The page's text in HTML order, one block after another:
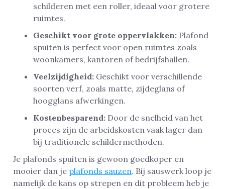
schilderen met een roller, ideaal voor grotere
ruimtes.
Geschikt voor grote oppervlakken: Plafond
spuiten is perfect voor open ruimtes zoals
woonkamers, kantoren of bedrijfshallen.
Veelzijdigheid: Geschikt voor verschillende
soorten verf, zoals matte, zijdeglans of
hoogglans afwerkingen.
Kostenbesparend: Door de snelheid van het
proces zijn de arbeidskosten vaak lager dan
bij traditionele schildermethoden.
Je plafonds spuiten is gewoon goedkoper en
mooier dan je plafonds sauzen. Bij sauswerk loop je
namelijk de kans op strepen en dit probleem heb je